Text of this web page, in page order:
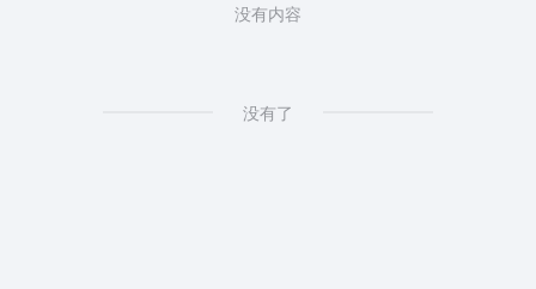
没有内容
没有了